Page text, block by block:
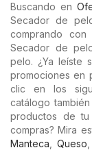
Buscando en
Secador de
comprando
Secador de
pelo. ¿Ya leíste
promociones en
clic en los
catálogo
productos de tu
compras? Mira
Manteca
Queso